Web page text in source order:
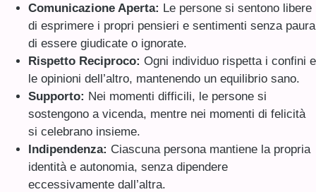
Comunicazione Aperta: Le persone si sentono libere
di esprimere i propri pensieri e sentimenti senza paura
di essere giudicate o ignorate.
Rispetto Reciproco: Ogni individuo rispetta i confini e
le opinioni dell’altro, mantenendo un equilibrio sano.
Supporto: Nei momenti difficili, le persone si
sostengono a vicenda, mentre nei momenti di felicità
si celebrano insieme.
Indipendenza: Ciascuna persona mantiene la propria
identità e autonomia, senza dipendere
eccessivamente dall’altra.